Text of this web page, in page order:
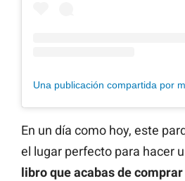
En un día como hoy, este
el lugar perfecto para hacer
libro que acabas de